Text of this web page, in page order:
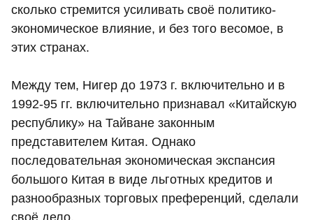
сколько стремится усиливать своё политико-
экономическое влияние, и без того весомое, в
этих странах.
Между тем, Нигер до 1973 г. включительно и в
1992-95 гг. включительно признавал «Китайскую
республику» на Тайване законным
представителем Китая. Однако
последовательная экономическая экспансия
большого Китая в виде льготных кредитов и
разнообразных торговых преференций, сделали
своё дело.